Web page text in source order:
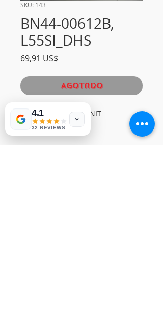
SKU: 143
BN44-00612B,
L55SI_DHS
69,91 US$
Agotado
SAMSUNG POWER UNIT
NVP 143
4.1
32 REVIEWS